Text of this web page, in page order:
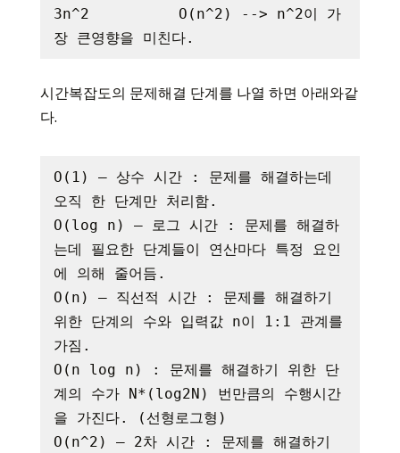
3n^2          O(n^2) --> n^2이 가
시간복잡도의 문제해결 단계를 나열 하면 아래와같
다.
O(1) – 상수 시간 : 문제를 해결하는데
오직 한 단계만 처리함.
O(log n) – 로그 시간 : 문제를 해결하
는데 필요한 단계들이 연산마다 특정 요인
에 의해 줄어듬.
O(n) – 직선적 시간 : 문제를 해결하기
위한 단계의 수와 입력값 n이 1:1 관계를
가짐.
O(n log n) : 문제를 해결하기 위한 단
계의 수가 N*(log2N) 번만큼의 수행시간
을 가진다. (선형로그형)
O(n^2) – 2차 시간 : 문제를 해결하기